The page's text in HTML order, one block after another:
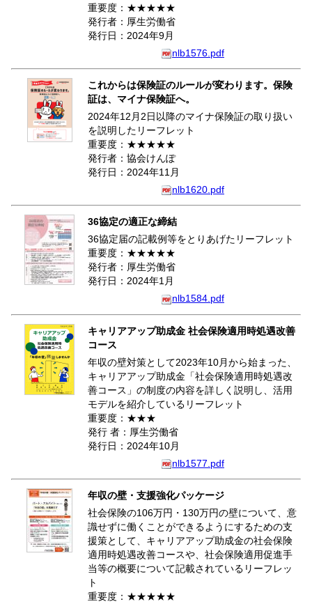
重要度：★★★★★
発行者：厚生労働省
発行日：2024年9月
nlb1576.pdf
これからは保険証のルールが変わります。保険
証は、マイナ保険証へ。
2024年12月2日以降のマイナ保険証の取り扱い
を説明したリーフレット
重要度：★★★★★
発行者：協会けんぽ
発行日：2024年11月
nlb1620.pdf
36協定の適正な締結
36協定届の記載例等をとりあげたリーフレット
重要度：★★★★★
発行者：厚生労働省
発行日：2024年1月
nlb1584.pdf
キャリアアップ助成金 社会保険適用時処遇改善
コース
年収の壁対策として2023年10月から始まった、
キャリアアップ助成金「社会保険適用時処遇改
善コース」の制度の内容を詳しく説明し、活用
モデルを紹介しているリーフレット
重要度：★★★
発行 者：厚生労働省
発行日：2024年10月
nlb1577.pdf
年収の壁・支援強化パッケージ
社会保険の106万円・130万円の壁について、意
識せずに働くことができるようにするための支
援策として、キャリアアップ助成金の社会保険
適用時処遇改善コースや、社会保険適用促進手
当等の概要について記載されているリーフレッ
ト
重要度：★★★★★